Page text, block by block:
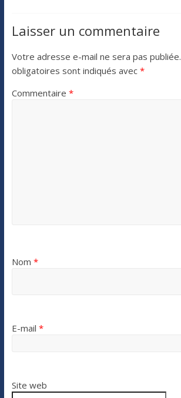
Laisser un commentaire
Votre adresse e-mail ne sera pas publiée.
obligatoires sont indiqués avec *
Commentaire *
Nom *
E-mail *
Site web